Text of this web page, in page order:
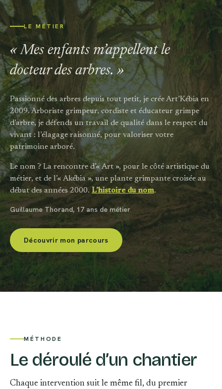
LE MÉTIER
« Mes enfants m’appellent le
docteur des arbres. »
Passionné des arbres depuis tout petit, je crée Art’Kébia en
2009. Arboriste grimpeur, cordiste et éducateur grimpe
d’arbre, je défends un travail de qualité dans le respect du
vivant : l’élagage raisonné, pour valoriser votre
patrimoine arboré.
Le nom ? La rencontre d’« Art », pour le côté artistique du
métier, et de l’« Akébia », une plante grimpante croisée au
début des années 2000. L’histoire du nom.
Guillaume Thorand, 17 ans de métier
Découvrir mon parcours
MÉTHODE
Le déroulé d’un chantier
Chaque intervention suit le même fil, du premier